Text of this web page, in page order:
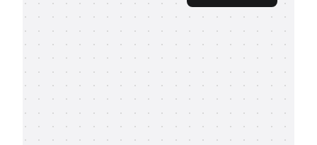
客户案例
支持
帮助中心
知识分享社区